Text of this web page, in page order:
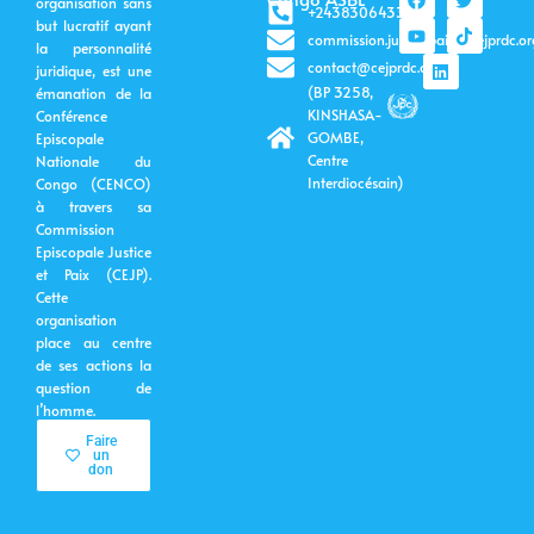
but lucratif ayant
la personnalité
juridique, est une
émanation de la
Conférence
Episcopale
Nationale du
Congo (CENCO)
à travers sa
Commission
Episcopale Justice
et Paix (CEJP).
Cette
organisation
place au centre
de ses actions la
question de
l’homme.
Faire
un
don
+243830643399
contact@cejprdc.org
(BP 3258,
KINSHASA-
GOMBE,
Centre
Interdiocésain)
a
c
e
b
o
o
k
w
i
t
t
o
u
t
u
b
e
i
k
t
o
n
k
e
d
i